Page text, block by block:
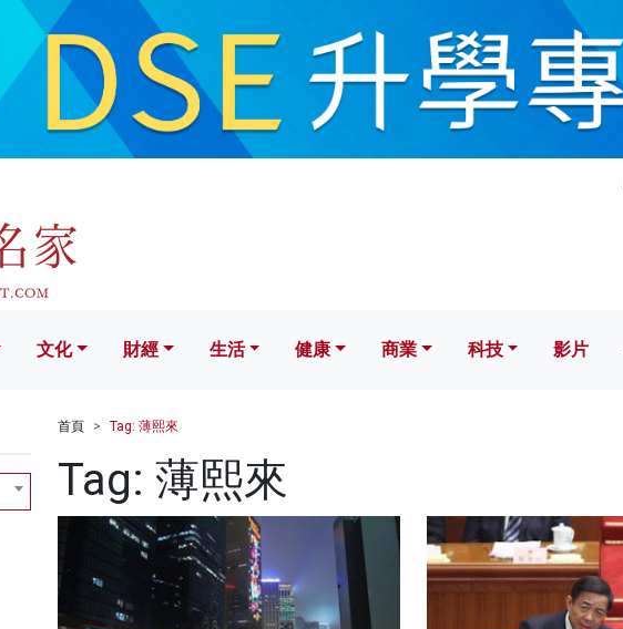
財經 生活 健康 科技 影片
文化 財經 生活 健康 商業 科技 影片
首頁 Tag: 薄熙來
Tag: 薄熙來